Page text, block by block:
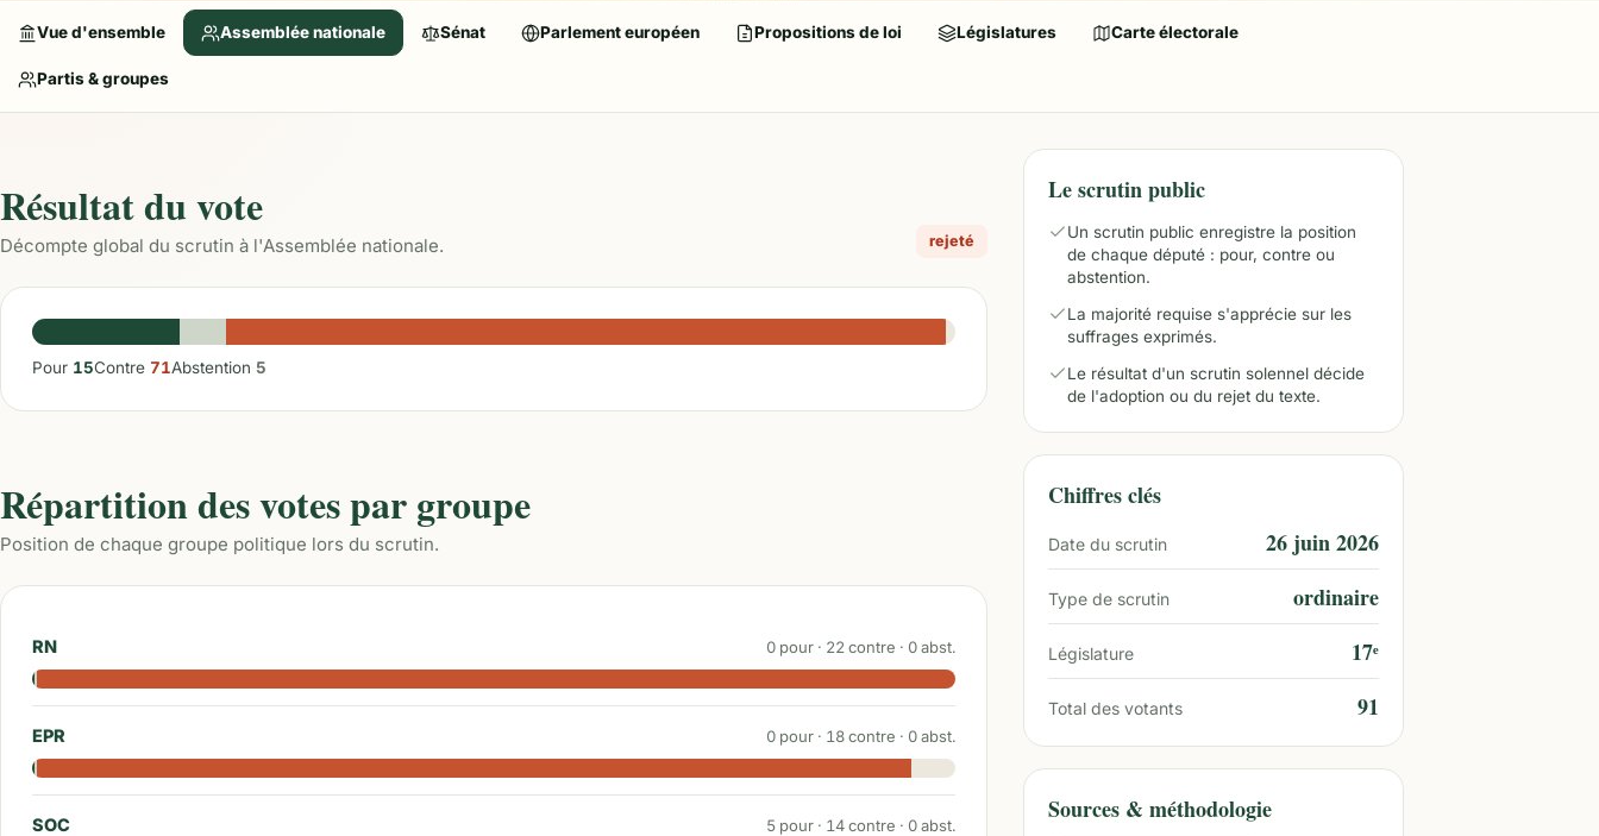
Vue d'ensemble Assemblée nationale Sénat Parlement européen Propositions de loi Législatures Carte électorale
Partis & groupes
Résultat du vote
Décompte global du scrutin à l'Assemblée nationale. rejeté
Pour 15Contre 71Abstention 5
Répartition des votes par groupe
Position de chaque groupe politique lors du scrutin.
RN 0 pour · 22 contre · 0abst.
EPR 0 pour · 18contre · 0abst.
SOC 5 pour · 14contre · 0abst.
Le scrutin public
Un scrutin public enregistre la position
de chaque député : pour, contre ou
abstention.
La majorité requise s'apprécie sur les
suffrages exprimés.
Le résultat d'un scrutin solennel décide
de l'adoption ou du rejet du texte.
Chiffres clés
Date du scrutin 26 juin 2026
Type de scrutin ordinaire
Législature 17ᵉ
Total des votants 91
Sources & méthodologie